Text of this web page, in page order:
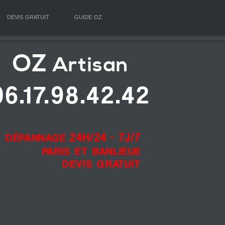
devis gratuit guide oz
OZArtisan
dépannage 24H/24 - 7J/7
paris et banlieue
devis gratuit